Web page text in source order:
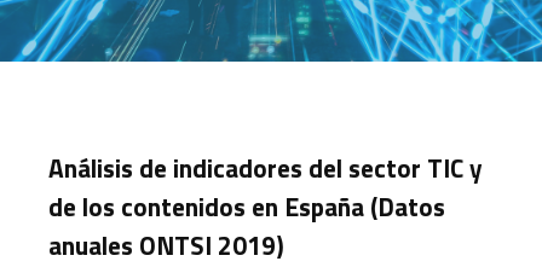
Análisis de indicadores del sector TIC y
de los contenidos en España (Datos
anuales ONTSI 2019)